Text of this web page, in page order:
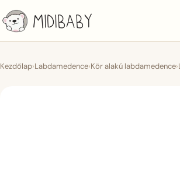
Kezdőlap›Labdamedence›Kör alakú labdamedence›